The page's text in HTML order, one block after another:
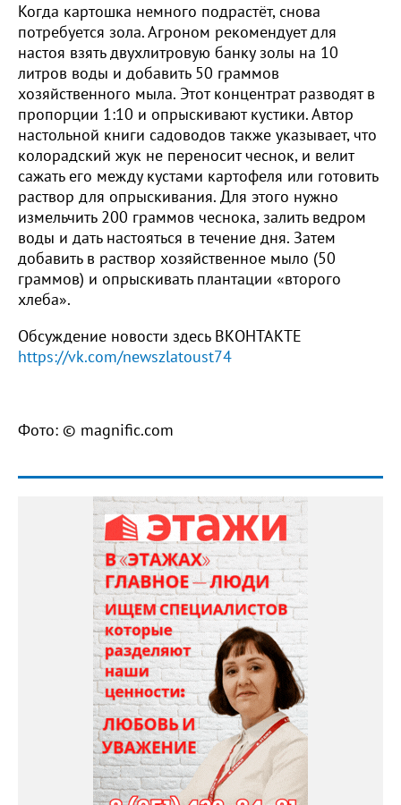
Когда картошка немного подрастёт, снова
потребуется зола. Агроном рекомендует для
настоя взять двухлитровую банку золы на 10
литров воды и добавить 50 граммов
хозяйственного мыла. Этот концентрат разводят в
пропорции 1:10 и опрыскивают кустики. Автор
настольной книги садоводов также указывает, что
колорадский жук не переносит чеснок, и велит
сажать его между кустами картофеля или готовить
раствор для опрыскивания. Для этого нужно
измельчить 200 граммов чеснока, залить ведром
воды и дать настояться в течение дня. Затем
добавить в раствор хозяйственное мыло (50
граммов) и опрыскивать плантации «второго
хлеба».
Обсуждение новости здесь ВКОНТАКТЕ
https://vk.com/newszlatoust74
Фото: © magnific.com